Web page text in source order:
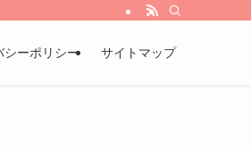
シーポリシー サイトマップ